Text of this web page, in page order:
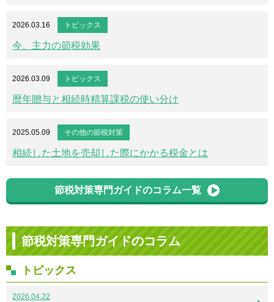
2026.03.16 トピックス
今、主力の節税効果
2026.03.09 トピックス
暦年贈与と相続時精算課税の使い分け
2025.05.09 その他の節税対策
相続した土地を売却した際にかかる税金とは
節税対策専門ガイドのコラム一覧
節税対策専門ガイドのコラム
トピックス
2026.04.22